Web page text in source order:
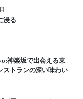
文化に浸る
神楽坂で出会える東
ストランの深い味わい